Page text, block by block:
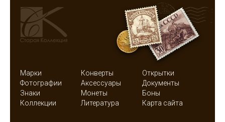
Марки Конверты
Открытки
Фотографии
Аксессуары
Документы
Знаки
Монеты
Боны
Коллекции
Литература Карта сайта